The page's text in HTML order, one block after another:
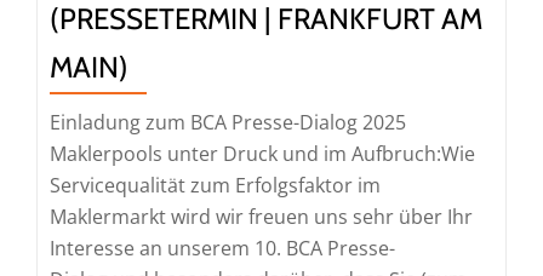
(PRESSETERMIN | FRANKFURT AM
MAIN)
Einladung zum BCA Presse-Dialog 2025
Maklerpools unter Druck und im Aufbruch:Wie
Servicequalität zum Erfolgsfaktor im
Maklermarkt wird wir freuen uns sehr über Ihr
Interesse an unserem 10. BCA Presse-